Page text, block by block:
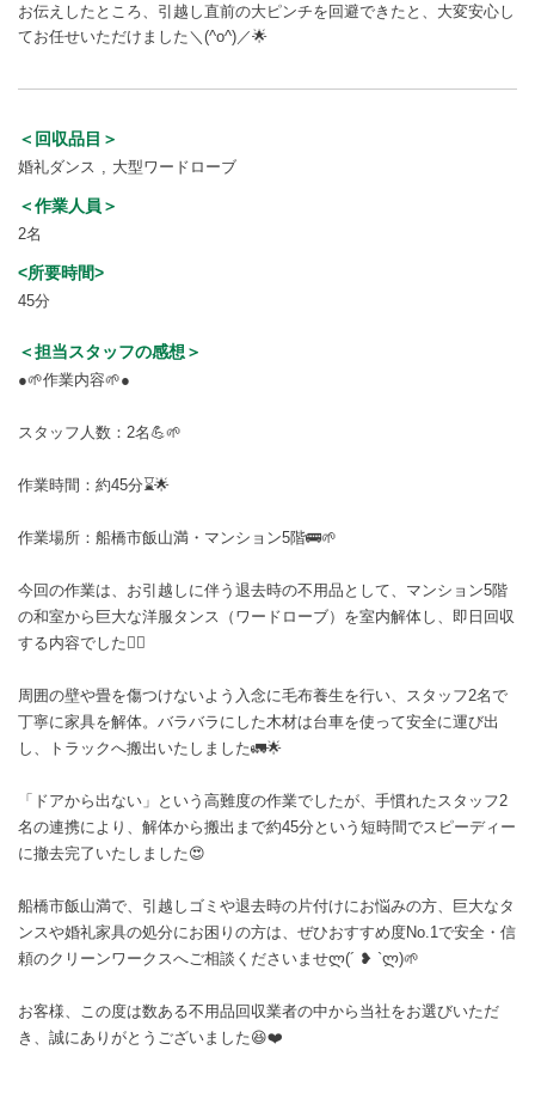
お伝えしたところ、引越し直前の大ピンチを回避できたと、大変安心し
てお任せいただけました＼(^o^)／🌟
＜回収品目＞
婚礼ダンス 大型ワードローブ
＜作業人員＞
2名
<所要時間>
45分
＜担当スタッフの感想＞
●🌱作業内容🌱●
スタッフ人数：2名💪🌱
作業時間：約45分⌛🌟
作業場所：船橋市飯山満・マンション5階🚌🌱
今回の作業は、お引越しに伴う退去時の不用品として、マンション5階
の和室から巨大な洋服タンス（ワードローブ）を室内解体し、即日回収
する内容でした🙂‍↕️
周囲の壁や畳を傷つけないよう入念に毛布養生を行い、スタッフ2名で
丁寧に家具を解体。バラバラにした木材は台車を使って安全に運び出
し、トラックへ搬出いたしました🚛🌟
「ドアから出ない」という高難度の作業でしたが、手慣れたスタッフ2
名の連携により、解体から搬出まで約45分という短時間でスピーディー
に撤去完了いたしました😍
船橋市飯山満で、引越しゴミや退去時の片付けにお悩みの方、巨大なタ
ンスや婚礼家具の処分にお困りの方は、ぜひおすすめ度No.1で安全・信
頼のクリーンワークスへご相談くださいませლ(´ ❥ `ლ)🌱
お客様、この度は数ある不用品回収業者の中から当社をお選びいただ
き、誠にありがとうございました😆❤️